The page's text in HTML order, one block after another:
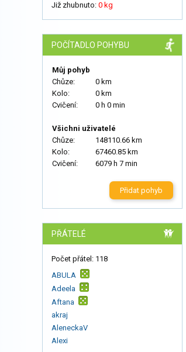
Již zhubnuto: 0 kg
POČÍTADLO POHYBU
Můj pohyb
Chůze:
0 km
Kolo:
0 km
Cvičení:
0 h 0 min
Všichni uživatelé
Chůze:
148110.66 km
Kolo:
67460.85 km
Cvičení:
6079 h 7 min
Přidat pohyb
PŘÁTELÉ
Počet přátel: 118
ABULA
Adeela
Aftana
akraj
AleneckaV
Alexi